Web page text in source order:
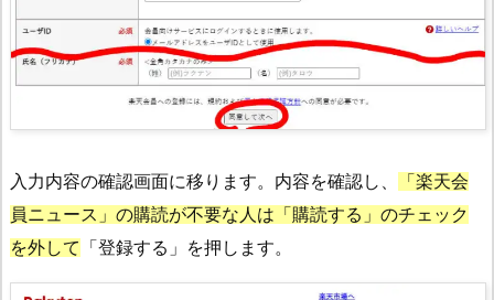
入力内容の確認画面に移ります。内容を確認し、
「楽天会
員ニュース」の購読が不要な人は「購読する」のチェック
を外して
「登録する」を押します。